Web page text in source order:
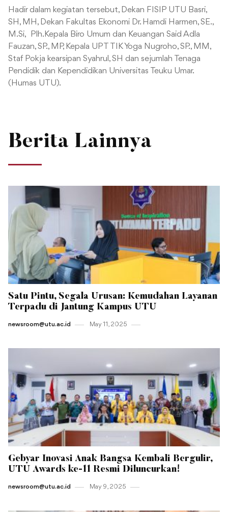
Hadir dalam kegiatan tersebut, Dekan FISIP UTU Basri,
SH, MH, Dekan Fakultas Ekonomi Dr. Hamdi Harmen, SE.,
M.Si, Plh.Kepala Biro Umum dan Keuangan Said Adla
Fauzan, SP., MP, Kepala UPT TIK Yoga Nugroho, SP., MM,
Staf Pokja kearsipan Syahrul, SH dan sejumlah Tenaga
Pendidik dan Kependidikan Universitas Teuku Umar.
(Humas UTU).
Berita Lainnya
Satu Pintu, Segala Urusan: Kemudahan Layanan
Terpadu di Jantung Kampus UTU
newsroom@utu.ac.id May 11 , 2025
Gebyar Inovasi Anak Bangsa Kembali Bergulir,
UTU Awards ke-11 Resmi Diluncurkan!
newsroom@utu.ac.id May 9 , 2025